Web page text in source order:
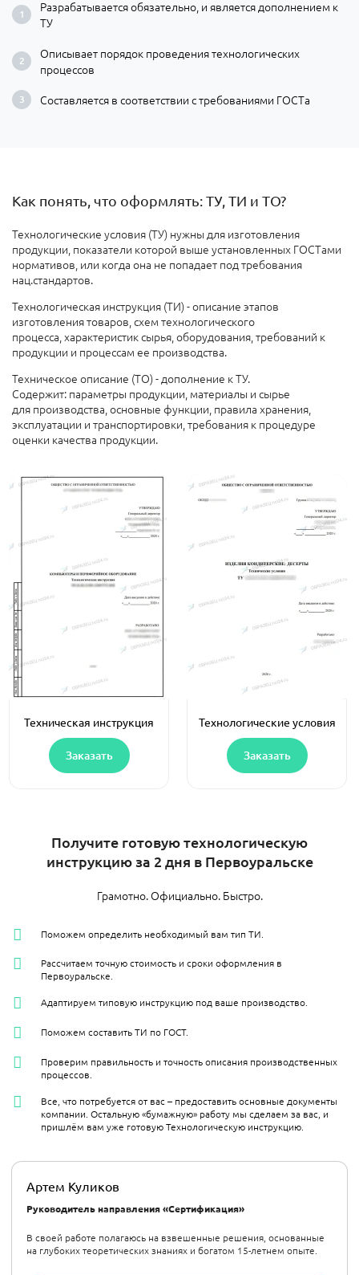
Разрабатывается обязательно, и является дополнением к
ТУ
Описывает порядок проведения технологических
процессов
Составляется в соответствии с требованиями ГОСТа
Как понять, что оформлять: ТУ, ТИ и ТО?
Технологические условия (ТУ) нужны для изготовления
продукции, показатели которой выше установленных ГОСТами
нормативов, или когда она не попадает под требования
нац.стандартов.
Технологическая инструкция (ТИ) - описание этапов
изготовления товаров, схем технологического
процесса, характеристик сырья, оборудования, требований к
продукции и процессам ее производства.
Техническое описание (ТО) - дополнение к ТУ.
Содержит: параметры продукции, материалы и сырье
для производства, основные функции, правила хранения,
эксплуатации и транспортировки, требования к процедуре
оценки качества продукции.
Техническая инструкция
Заказать
Технологические условия
Заказать
Получите готовую технологическую
инструкцию за 2 дня в Первоуральске
Грамотно. Официально. Быстро.
Артем Куликов
Руководитель направления «Сертификация»
В своей работе полагаюсь на взвешенные решения, основанные
на глубоких теоретических знаниях и богатом 15-летнем опыте.
Поможем определить необходимый вам тип ТИ.
Рассчитаем точную стоимость и сроки оформления в
Первоуральске.
Адаптируем типовую инструкцию под ваше производство.
Поможем составить ТИ по ГОСТ.
Проверим правильность и точность описания производственных
процессов.
Все, что потребуется от вас – предоставить основные документы
компании. Остальную «бумажную» работу мы сделаем за вас, и
пришлём вам уже готовую Технологическую инструкцию.